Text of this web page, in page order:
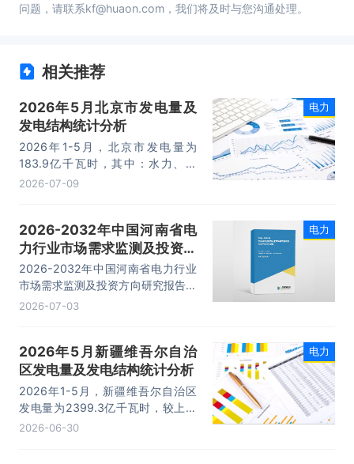
问题，请联系kf@huaon.com，我们将及时与您沟通处理。
相关推荐
2026年5月北京市发电量及
发电结构统计分析
2026年1-5月，北京市发电量为
183.9亿千瓦时，其中：水力、风
力、火力及太阳能发电量分别为：
2026-07-09
电力
2026-2032年中国河南省电
力行业市场需求监测及投资方
向研究报告
2026-2032年中国河南省电力行业
市场需求监测及投资方向研究报告，
主要包括优势企业关键性财务分析、
2026-07-03
电力
2026年5月新疆维吾尔自治
区发电量及发电结构统计分析
2026年1-5月，新疆维吾尔自治区
发电量为2399.3亿千瓦时，较上年
同期相比增长了212.1亿千瓦时，同
2026-06-30
电力